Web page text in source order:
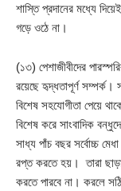
শাস্তি প্রদানের মধ্যে
গড়ে ওঠে না।
(১৩) পেশাজীবীদের
রয়েছে হৃদ্ধতাপূর্ণ সম্পর্ক।
বিশেষ সহযোগীতা পেয়ে
বিশেষ করে সাংবাদিক
সাধ্য পাঁচ বছর সর্বোচ্চ
রপ্ত করতে হয়। তারা ছাড়া
করতে পারবে না। করলে